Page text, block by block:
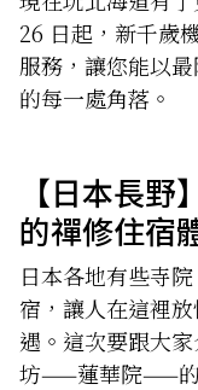
26 日起，新千歲
服務，讓您能以
的每一處角落。
【日本長
的禪修住宿
日本各地有些寺
宿，讓人在這裡
遇。這次要跟大
坊——蓮華院——的